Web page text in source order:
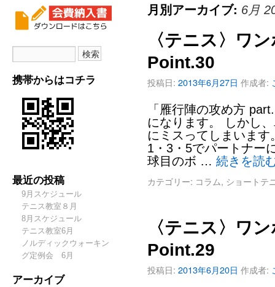
携帯からはコチラ
最近の投稿
9月スケジュール
テニス教室８月
8月スケジュール
テニス教室6月
ノルディックウォーキン
グ定例会 6月
アーカイブ
月別アーカイブ: 6月
〈テニス〉ワ
Point.30
投稿日: 2013年6月27日 作成者:
「雁行陣の攻め方
になります。 しかし
にミスってしまいま
1・3・5でパートナー
球目のボ … 続きを読
カテゴリー: コラム, ショートテ
〈テニス〉ワ
Point.29
投稿日: 2013年6月20日 作成者: